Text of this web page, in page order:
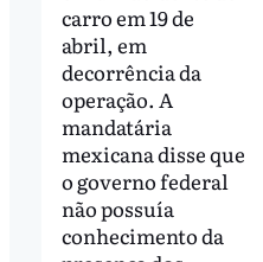
carro em 19 de
abril, em
decorrência da
operação. A
mandatária
mexicana disse que
o governo federal
não possuía
conhecimento da